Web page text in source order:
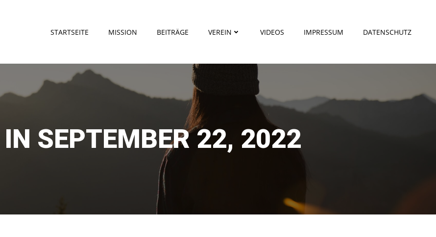
STARTSEITE MISSION BEITRÄGE VEREIN VIDEOS IMPRESSUM DATENSCHUTZ
SEPTEMBER 22, 2022